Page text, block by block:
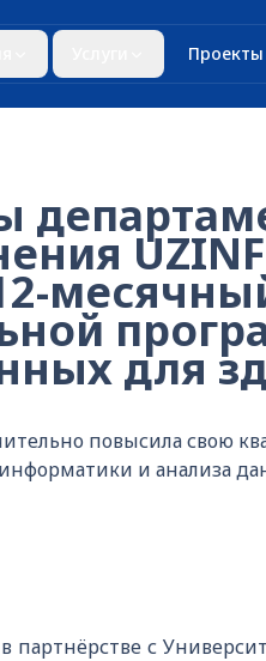
Проекты
для
повысила свою
и анализа
партнёрстве с